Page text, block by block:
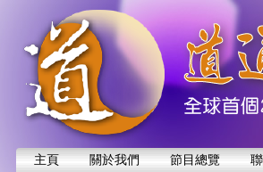
主頁 關於我們 節目總覽